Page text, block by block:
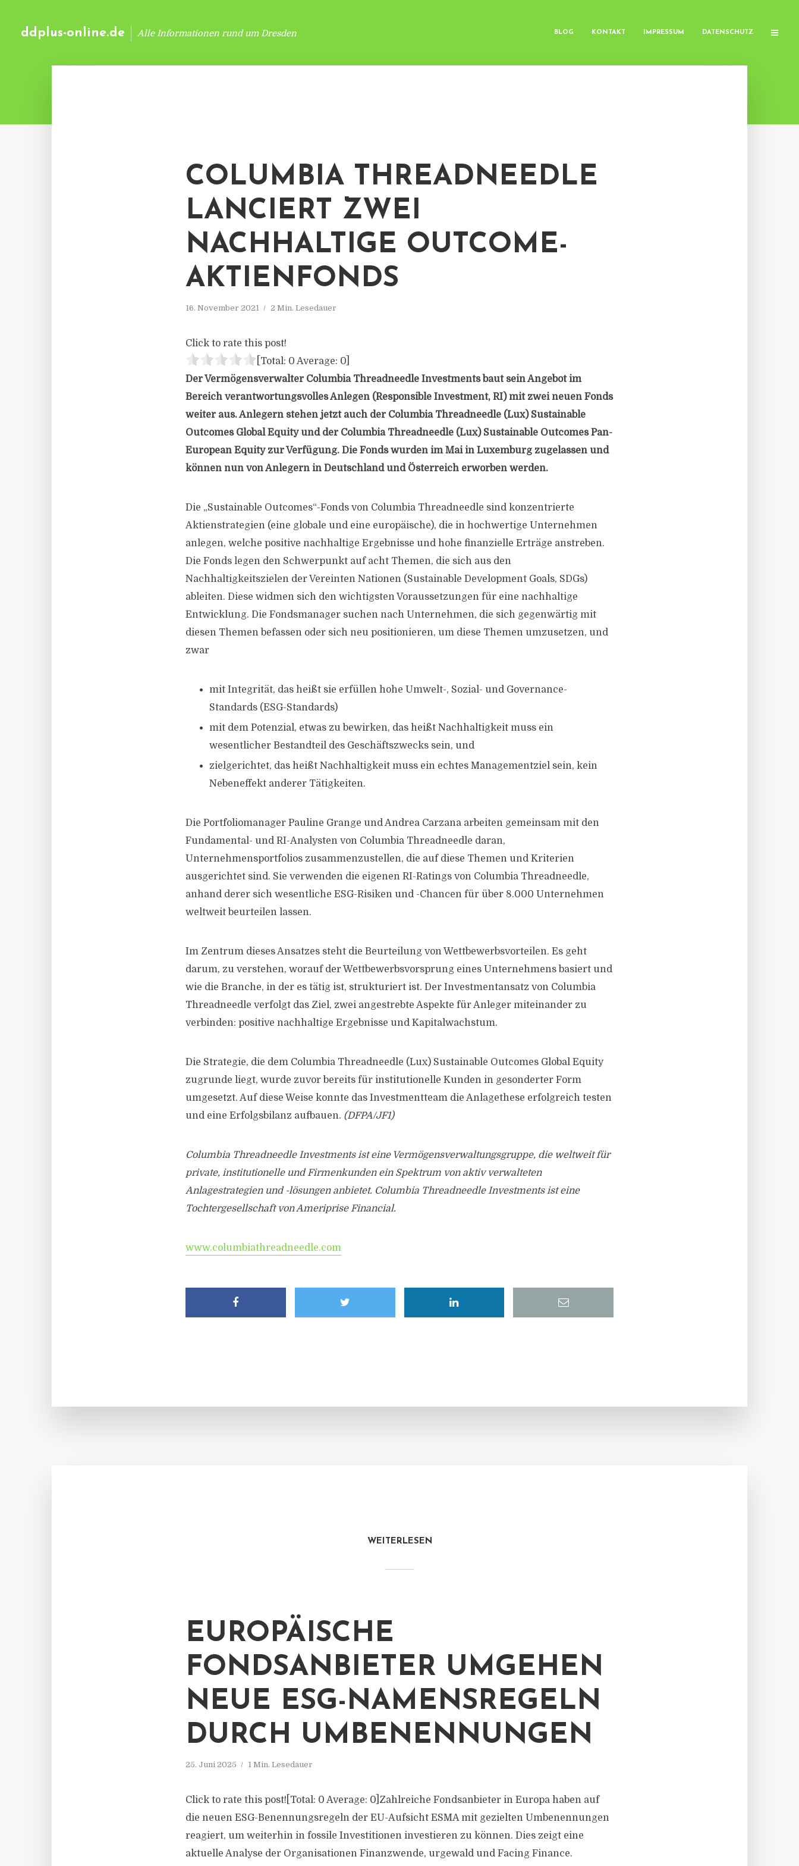
ddplus-online.de Alle Informationen rund um Dresden BLOG KONTAKT IMPRESSUM DATENSCHUTZ
COLUMBIA THREADNEEDLE
LANCIERT ZWEI
NACHHALTIGE OUTCOME-
AKTIENFONDS
16. November 2021 2 Min. Lesedauer
Click to rate this post!
[Total: 0 Average: 0
Der Vermögensverwalter Columbia Threadneedle Investments baut sein Angebot im
Bereich verantwortungsvolles Anlegen (Responsible Investment, RI) mit zwei neuen Fonds
weiter aus. Anlegern stehen jetzt auch der Columbia Threadneedle (Lux) Sustainable
Outcomes Global Equity und der Columbia Threadneedle (Lux) Sustainable Outcomes Pan-
European Equity zur Verfügung. Die Fonds wurden im Mai in Luxemburg zugelassen und
können nun von Anlegern in Deutschland und Österreich erworben werden.
Die „Sustainable Outcomes“-Fonds von Columbia Threadneedle sind konzentrierte
Aktienstrategien (eine globale und eine europäische), die in hochwertige Unternehmen
anlegen, welche positive nachhaltige Ergebnisse und hohe finanzielle Erträge anstreben.
Die Fonds legen den Schwerpunkt auf acht Themen, die sich aus den
Nachhaltigkeitszielen der Vereinten Nationen (Sustainable Development Goals, SDGs)
ableiten. Diese widmen sich den wichtigsten Voraussetzungen für eine nachhaltige
Entwicklung. Die Fondsmanager suchen nach Unternehmen, die sich gegenwärtig mit
diesen Themen befassen oder sich neu positionieren, um diese Themen umzusetzen, und
zwar
mit Integrität, das heißt sie erfüllen hohe Umwelt-, Sozial- und Governance-
Standards (ESG-Standards)
mit dem Potenzial, etwas zu bewirken, das heißt Nachhaltigkeit muss ein
wesentlicher Bestandteil des Geschäftszwecks sein, und
zielgerichtet, das heißt Nachhaltigkeit muss ein echtes Managementziel sein, kein
Nebeneffekt anderer Tätigkeiten.
Die Portfoliomanager Pauline Grange und Andrea Carzana arbeiten gemeinsam mit den
Fundamental- und RI-Analysten von Columbia Threadneedle daran,
Unternehmensportfolios zusammenzustellen, die auf diese Themen und Kriterien
ausgerichtet sind. Sie verwenden die eigenen RI-Ratings von Columbia Threadneedle,
anhand derer sich wesentliche ESG-Risiken und -Chancen für über 8.000 Unternehmen
weltweit beurteilen lassen.
Im Zentrum dieses Ansatzes steht die Beurteilung von Wettbewerbsvorteilen. Es geht
darum, zu verstehen, worauf der Wettbewerbsvorsprung eines Unternehmens basiert und
wie die Branche, in der es tätig ist, strukturiert ist. Der Investmentansatz von Columbia
Threadneedle verfolgt das Ziel, zwei angestrebte Aspekte für Anleger miteinander zu
verbinden: positive nachhaltige Ergebnisse und Kapitalwachstum.
Die Strategie, die dem Columbia Threadneedle (Lux) Sustainable Outcomes Global Equity
zugrunde liegt, wurde zuvor bereits für institutionelle Kunden in gesonderter Form
umgesetzt. Auf diese Weise konnte das Investmentteam die Anlagethese erfolgreich testen
und eine Erfolgsbilanz aufbauen. (DFPA/JF1)
Columbia Threadneedle Investments ist eine Vermögensverwaltungsgruppe, die weltweit für
private, institutionelle und Firmenkunden ein Spektrum von aktiv verwalteten
Anlagestrategien und -lösungen anbietet. Columbia Threadneedle Investments ist eine
Tochtergesellschaft von Ameriprise Financial.
www.columbiathreadneedle.com
WEITERLESEN
EUROPÄISCHE
FONDSANBIETER UMGEHEN
NEUE ESG-NAMENSREGELN
DURCH UMBENENNUNGEN
25. Juni 2025 1 Min. Lesedauer
Click to rate this post![Total: 0 Average: 0]Zahlreiche Fondsanbieter in Europa haben auf
die neuen ESG-Benennungsregeln der EU-Aufsicht ESMA mit gezielten Umbenennungen
reagiert, um weiterhin in fossile Investitionen investieren zu können. Dies zeigt eine
aktuelle Analyse der Organisationen Finanzwende, urgewald und Facing Finance.